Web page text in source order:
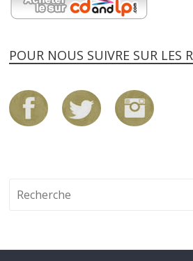
POUR NOUS SUIVRE SUR LES